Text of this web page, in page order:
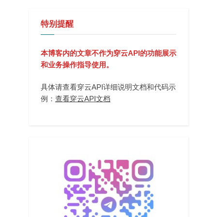
特别提醒
本博客内的文章不作为穿云API的功能展示
和业务操作指导使用。
具体请查看穿云API详细说明文档和代码示
例： 查看穿云API文档